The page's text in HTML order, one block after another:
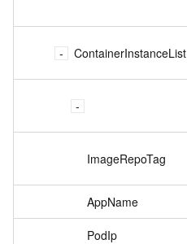
ContainerInstanceList
ImageRepoTag
AppName
PodIp